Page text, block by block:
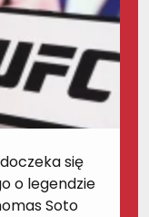
się
o legendzie
Soto